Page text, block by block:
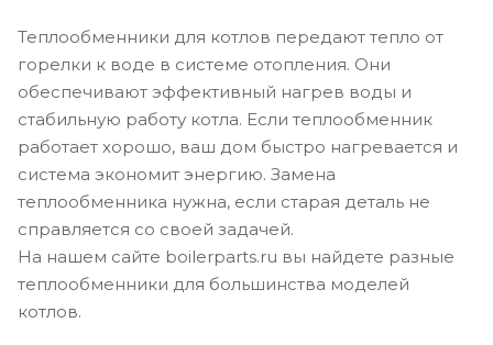
Теплообменники для котлов передают тепло от
горелки к воде в системе отопления. Они
обеспечивают эффективный нагрев воды и
стабильную работу котла. Если теплообменник
работает хорошо, ваш дом быстро нагревается и
система экономит энергию. Замена
теплообменника нужна, если старая деталь не
справляется со своей задачей.
На нашем сайте boilerparts.ru вы найдете разные
теплообменники для большинства моделей
котлов.